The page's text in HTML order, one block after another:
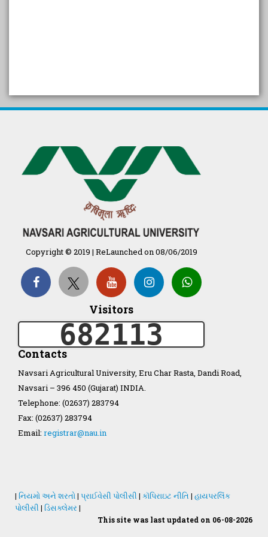
પ્રાકૃતિક કૃષિ (ખેતી)
દેશી ગાય આધારિત પ્રાકૃતિક ખેતી
गुणवत्ता युक्त कृषि-शिक्षा एक पहल" - भारतीय
कृषि अनुसंधान परिषद की 25वीं अखिल
Organization Structure
ખેડુત માર્ગદર્શિકા
Accreditation Certificate
NAU Statute(Revised)
Copyright © 2019 | ReLaunched on 08/06/2019
Visitors
682113
Contacts
Navsari Agricultural University, Eru Char Rasta, Dandi Road,
Navsari – 396 450 (Gujarat) INDIA.
Telephone: (02637) 283794
Fax: (02637) 283794
Email: registrar@nau.in
| નિયમો અને શરતો| પ્રાઈવેસી પોલીસી | કૉપિરાઇટ નીતિ | હાયપરલિંક
પોલીસી | ડિસક્લેમર |
This site was last updated on 06-08-2026